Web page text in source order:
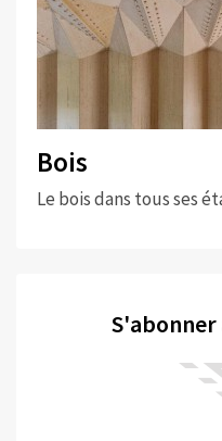
Bois
Le bois dans tous ses
S'abonner